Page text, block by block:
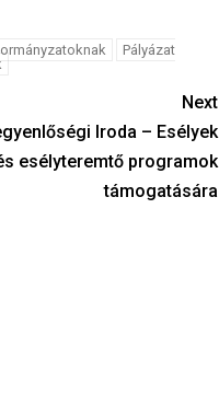
Pályázat
Next
Iroda – Esélyek
esélyteremtő programok
támogatására